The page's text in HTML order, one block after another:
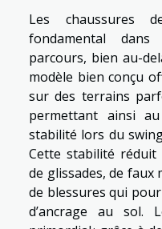
Les chaussures
fondamental
parcours, bien au-
modèle bien conçu
sur des terrains
permettant ainsi
stabilité lors du
Cette stabilité réduit
de glissades, de faux
de blessures qui
d’ancrage au sol.